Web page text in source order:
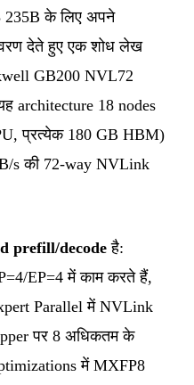
के लिए अपने
देते हुए एक शोध लेख
GB200 NVL72
architecture 18 nodes
प्रत्येक 180 GB HBM)
s की 72-way NVLink
prefill/decode है:
EP=4 में काम करते हैं,
Parallel में NVLink
पर 8 अधिकतम के
में MXFP8